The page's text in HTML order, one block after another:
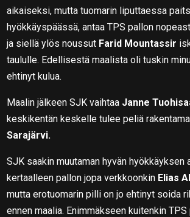
aikaiseksi, mutta tuomarin liputtaessa
hyökkäyspäässä, antaa TPS pallon
ja siellä ylös noussut Farid Mountassir
taululle. Edellisestä maalista oli tuskin
ehtinyt kulua.
Maalin jälkeen SJK vaihtaa Janne
keskikentän keskelle tulee peliä
Sarajärvi.
SJK saakin muutaman hyvän hyökkäyksen
kertaalleen pallon jopa verkkoonkin Elias
mutta erotuomarin pilli on jo ehtinyt soida
ennen maalia. Enimmäkseen kuitenkin